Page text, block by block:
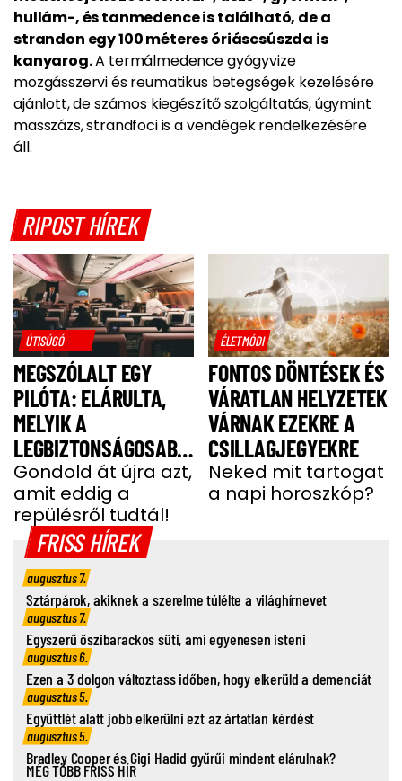
hullám-, és tanmedence is található, de a
strandon egy 100 méteres óriáscsúszda is
kanyarog.A termálmedence gyógyvize
mozgásszervi és reumatikus betegségek kezelésére
ajánlott,de számos kiegészítő szolgáltatás, úgymint
masszázs, strandfoci is a vendégek rendelkezésére
áll.
RIPOST HÍREK
ÚTISÚGÓ
MEGSZÓLALT EGY
PILÓTA: ELÁRULTA,
MELYIK A
LEGBIZTONSÁGOSABB
HELY A REPÜLŐN
Gondold át újra azt,
amit eddig a
repülésről tudtál!
ÉLETMÓDI
FONTOS DÖNTÉSEK ÉS
VÁRATLAN HELYZETEK
VÁRNAK EZEKRE A
CSILLAGJEGYEKRE
Neked mit tartogat
a napi horoszkóp?
FRISS HÍREK
augusztus 7.
Sztárpárok, akiknek a szerelme túlélte a világhírnevet
augusztus 7.
Egyszerű őszibarackos süti, ami egyenesen isteni
augusztus 6.
Ezen a 3 dolgon változtass időben, hogy elkerüld a demenciát
augusztus 5.
Együttlét alatt jobb elkerülni ezt az ártatlan kérdést
augusztus 5.
Bradley Cooper és Gigi Hadid gyűrűi mindent elárulnak?
MÉG TÖBB FRISS HÍR